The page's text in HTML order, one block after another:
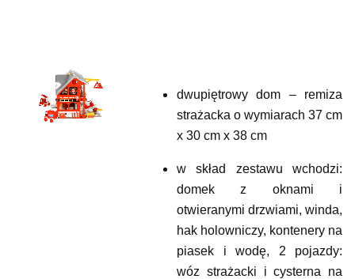
dwupiętrowy dom – remiza
strażacka o wymiarach 37 cm
x 30 cm x 38 cm
w skład zestawu wchodzi:
domek z oknami i
otwieranymi drzwiami, winda,
hak holowniczy, kontenery na
piasek i wodę, 2 pojazdy:
wóz strażacki i cysterna na